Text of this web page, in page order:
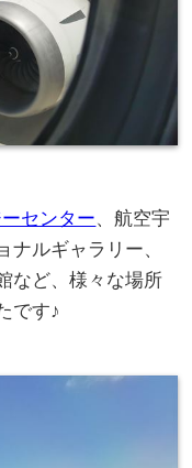
センター、航空宇
ルギャラリー、
など、様々な場所
です♪